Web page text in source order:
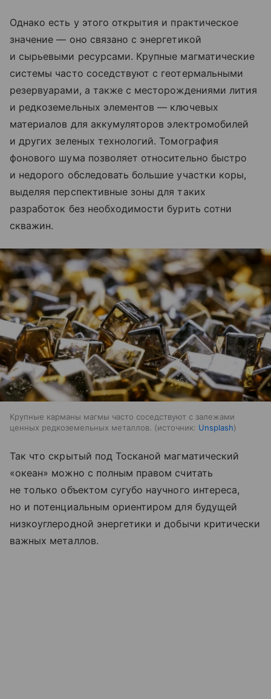
Однако есть у этого открытия и практическое
значение — оно связано с энергетикой
и сырьевыми ресурсами. Крупные магматические
системы часто соседствуют с геотермальными
резервуарами, а также с месторождениями лития
и редкоземельных элементов — ключевых
материалов для аккумуляторов электромобилей
и других зеленых технологий. Томография
фонового шума позволяет относительно быстро
и недорого обследовать большие участки коры,
выделяя перспективные зоны для таких
разработок без необходимости бурить сотни
скважин.
Крупные карманы магмы часто соседствуют с залежами
ценных редкоземельных металлов.
источник: Unsplash
Так что скрытый под Тосканой магматический
«океан» можно с полным правом считать
не только объектом сугубо научного интереса,
но и потенциальным ориентиром для будущей
низкоуглеродной энергетики и добычи критически
важных металлов.